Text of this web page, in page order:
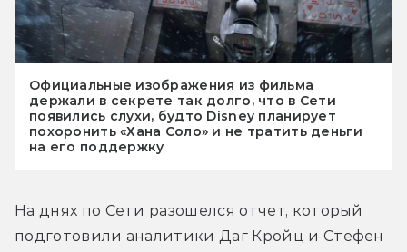
Официальные изображения из фильма
держали в секрете так долго, что в Сети
появились слухи, будто Disney планирует
похоронить «Хана Соло» и не тратить деньги
на его поддержку
На днях по Сети разошелся отчет, который
подготовили аналитики Даг Кройц и Стефен